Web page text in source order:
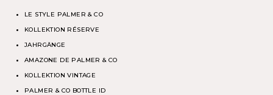
LE STYLE PALMER & CO
KOLLEKTION RÉSERVE
JAHRGÄNGE
AMAZONE DE PALMER & CO
KOLLEKTION VINTAGE
PALMER & CO BOTTLE ID